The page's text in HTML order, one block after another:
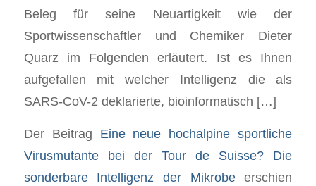
Beleg für seine Neuartigkeit wie der
Sportwissenschaftler und Chemiker Dieter
Quarz im Folgenden erläutert. Ist es Ihnen
aufgefallen mit welcher Intelligenz die als
SARS-CoV-2 deklarierte, bioinformatisch […]
Der Beitrag Eine neue hochalpine sportliche
Virusmutante bei der Tour de Suisse? Die
sonderbare Intelligenz der Mikrobeerschien